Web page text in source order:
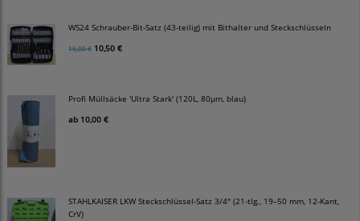
WS24 Schrauber-Bit-Satz (43-teilig) mit Bithalter und Steckschlüsseln
15,00 € 10,50 €
Profi Müllsäcke 'Ultra Stark' (120L, 80µm, blau)
ab 10,00 €
STAHLKAISER LKW Steckschlüssel-Satz 3/4" (21-tlg., 19–50 mm, 12-Kant,
CrV)